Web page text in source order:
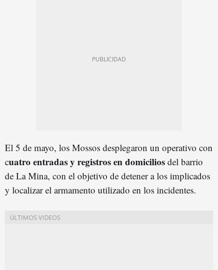
El 5 de mayo, los Mossos desplegaron un operativo con
cuatro entradas y registros en domicilios del barrio
de La Mina, con el objetivo de detener a los implicados
y localizar el armamento utilizado en los incidentes.